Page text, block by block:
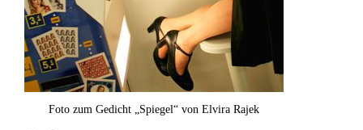
Foto zum Gedicht „Spiegel“ von Elvira Rajek